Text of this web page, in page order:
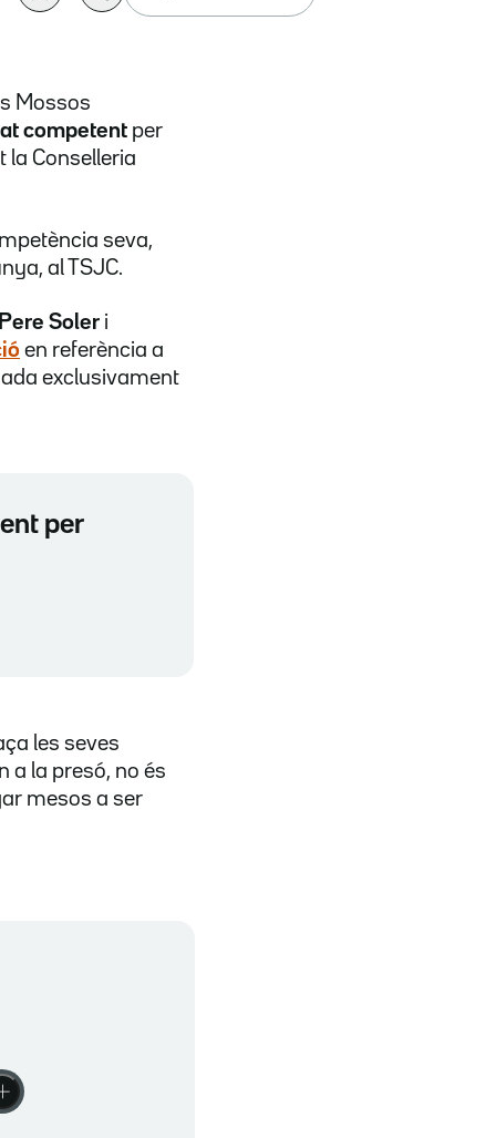
Mossos
competent per
la Conselleria
seva,
al TSJC.
Soler i
en referència a
exclusivament
per
les seves
a la presó, no és
mesos a ser